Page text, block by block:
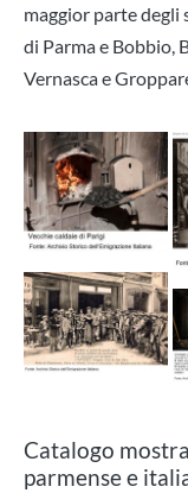
maggior parte degli
di Parma e Bobbio,
Vernasca e
Catalogo
parmense e